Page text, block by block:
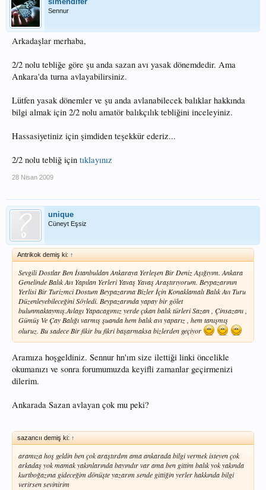
Sennur
Arkadaşlar merhaba,
2/2 nolu tebliğe göre şu anda sazan avı yasak dönemdedir. Ama
Ankara'da turna avlayabilirsiniz.
Lütfen yasak dönemler ve şu anda avlanabilecek balıklar hakkında
bilgi almak için 2/2 nolu amatör balıkçılık tebliğini inceleyiniz.
Hassasiyetiniz için şimdiden teşekkür ederiz...
2/2 nolu tebliğ için tıklayınız
28 Nisan 2009
unique
Cüneyt Eşsiz
Antrikok demiş ki: ↑
Sevgili Dostlar Ben İstanbuldan Ankaraya Yerleşen Bir Deniz Aşığıyım. Ankara
Genelinde Balık Avı Yapılan Yerleri Yavaş Yavaş Araştırıyorum. Beypazarının
Yerlisi Bir Turizmci Dostum Beypazarına Bizler İçin Konaklamalı Balık Avı Turu
Düzenleyebileceğini Söyledi. Beypazarında yapay bir gölet
bulunmaktaymış.Avlagı Yapacagımız yerde çıkan balık türleri Sazan , Çinsazanı ,
Gümüş Ve Çay Balığı varmış şuanda hem balık avı yaparız , hem tanışmış
oluruz. Bu sadece Bir fikir bu fikri başarmaksa bizlerden geçiyor
Aramıza hoşgeldiniz. Sennur hn'ım size ilettiği linki öncelikle
okumanızı ve sonra forumumuzda keyifli zamanlar geçirmenizi
dilerim.
Ankarada Sazan avlayan çok mu peki?
sazancıı demiş ki: ↑
aramıza hoş geldin ben çok araştırdım ama ankarada bilgi vermek isteyen çok
arkadaş yok mamak yakınlarında bayındır var ama ben gittim balık yok yakında
kurtboğazına gideceğim dönüşte yazarım sende gittiğin yerler hakkında bilgi
verirsen sevinirim